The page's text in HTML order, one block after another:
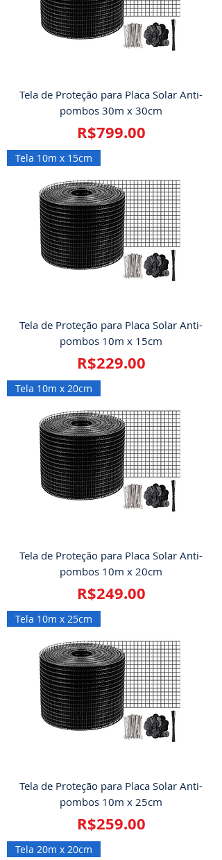
Tela de Proteção para Placa Solar Anti-
pombos 30m x 30cm
Price
R$799.00
Tela 10m x 15cm
Tela de Proteção para Placa Solar Anti-
pombos 10m x 15cm
Price
R$229.00
Tela 10m x 20cm
Tela de Proteção para Placa Solar Anti-
pombos 10m x 20cm
Price
R$249.00
Tela 10m x 25cm
Tela de Proteção para Placa Solar Anti-
pombos 10m x 25cm
Price
R$259.00
Tela 20m x 20cm